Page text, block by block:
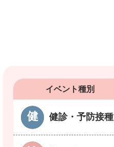
イベント種別
健診・予防接種